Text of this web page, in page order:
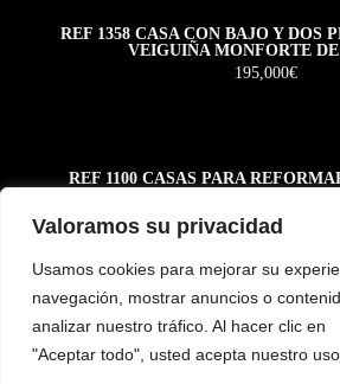
Valoramos su privacidad
Usamos cookies para mejorar su
navegación, mostrar anuncios o
analizar nuestro tráfico. Al hacer clic en
"Aceptar todo", usted acepta nuestro
REF 1358 CASA CON BAJO Y DOS
VEIGUIÑA MONFORTE
195,000€
REF 1100 CASAS PARA
55,000€